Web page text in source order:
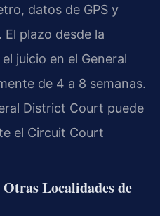
datos de GPS y
plazo desde la
juicio en el General
de 4 a 8 semanas.
District Court puede
el Circuit Court
Localidades de